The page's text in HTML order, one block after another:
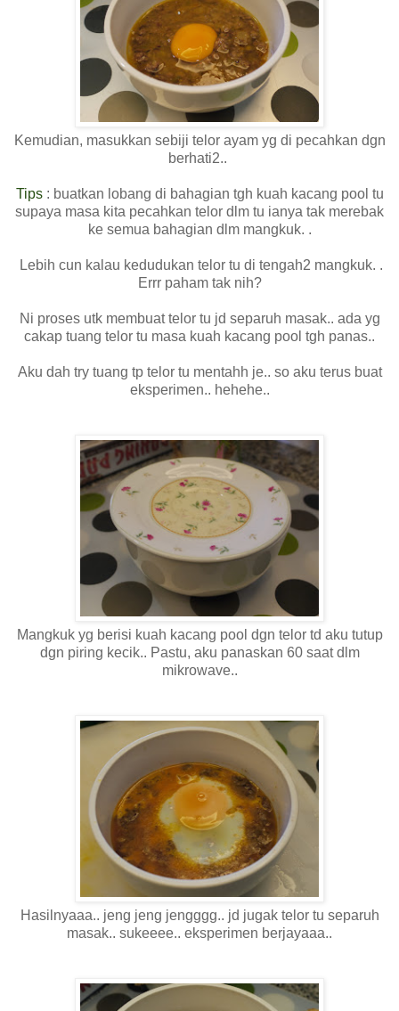
Kemudian, masukkan sebiji telor ayam yg di pecahkan dgn
berhati2..
Tips: buatkan lobang di bahagian tgh kuah kacang pool tu
supaya masa kita pecahkan telor dlm tu ianya tak merebak
ke semua bahagian dlm mangkuk. .
Lebih cun kalau kedudukan telor tu di tengah2 mangkuk. .
Errr paham tak nih?
Ni proses utk membuat telor tu jd separuh masak.. ada yg
cakap tuang telor tu masa kuah kacang pool tgh panas..
Aku dah try tuang tp telor tu mentahh je.. so aku terus buat
eksperimen.. hehehe..
Mangkuk yg berisi kuah kacang pool dgn telor td aku tutup
dgn piring kecik.. Pastu, aku panaskan 60 saat dlm
mikrowave..
Hasilnyaaa.. jeng jeng jengggg.. jd jugak telor tu separuh
masak.. sukeeee.. eksperimen berjayaaa..